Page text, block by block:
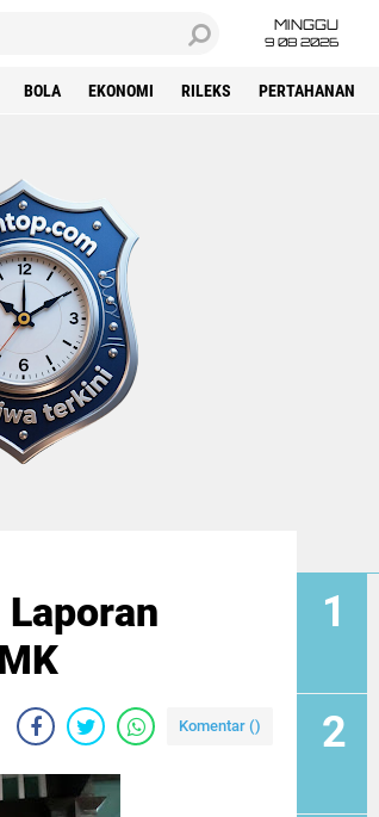
MINGGU
9 08 2026
BOLA EKONOMI RILEKS PERTAHANAN
Komentar ()